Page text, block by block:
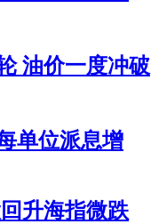
油价一度冲破
单位派息增
升海指微跌